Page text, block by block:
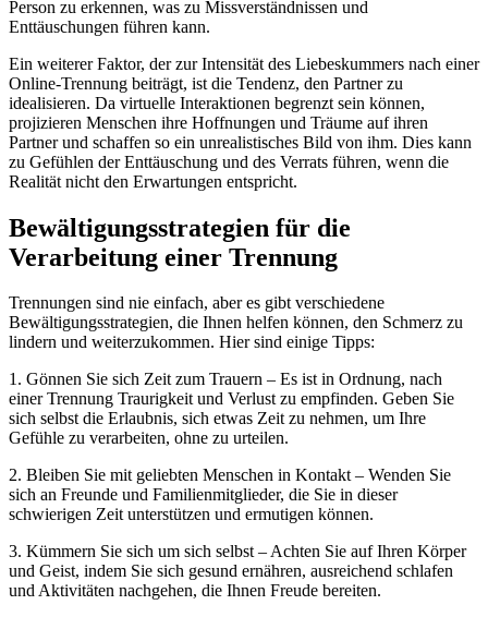
Person zu erkennen, was zu Missverständnissen und
Enttäuschungen führen kann.
Ein weiterer Faktor, der zur Intensität des Liebeskummers nach einer
Online-Trennung beiträgt, ist die Tendenz, den Partner zu
idealisieren. Da virtuelle Interaktionen begrenzt sein können,
projizieren Menschen ihre Hoffnungen und Träume auf ihren
Partner und schaffen so ein unrealistisches Bild von ihm. Dies kann
zu Gefühlen der Enttäuschung und des Verrats führen, wenn die
Realität nicht den Erwartungen entspricht.
Bewältigungsstrategien für die
Verarbeitung einer Trennung
Trennungen sind nie einfach, aber es gibt verschiedene
Bewältigungsstrategien, die Ihnen helfen können, den Schmerz zu
lindern und weiterzukommen. Hier sind einige Tipps:
1. Gönnen Sie sich Zeit zum Trauern – Es ist in Ordnung, nach
einer Trennung Traurigkeit und Verlust zu empfinden. Geben Sie
sich selbst die Erlaubnis, sich etwas Zeit zu nehmen, um Ihre
Gefühle zu verarbeiten, ohne zu urteilen.
2. Bleiben Sie mit geliebten Menschen in Kontakt – Wenden Sie
sich an Freunde und Familienmitglieder, die Sie in dieser
schwierigen Zeit unterstützen und ermutigen können.
3. Kümmern Sie sich um sich selbst – Achten Sie auf Ihren Körper
und Geist, indem Sie sich gesund ernähren, ausreichend schlafen
und Aktivitäten nachgehen, die Ihnen Freude bereiten.